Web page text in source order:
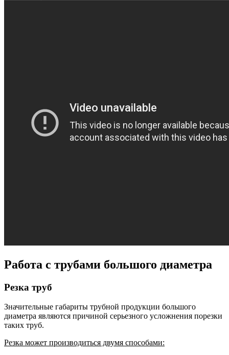
Работа с трубами большого диаметра
Резка труб
Значительные габариты трубной продукции большого
диаметра являются причиной серьезного усложнения порезки
таких труб.
Резка может производиться двумя способами: